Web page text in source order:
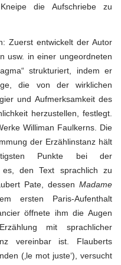
die Aufschriebe zu
Zuerst entwickelt der Autor
usw. in einer ungeordneten
strukturiert, indem er
die von der wirklichen
und Aufmerksamkeit des
herzustellen, festlegt.
Williman Faulkerns. Die
der Erzählinstanz hält
Punkte bei der
es, den Text sprachlich zu
Pate, dessen Madame
ersten Paris-Aufenthalt
öffnete ihm die Augen
mit sprachlicher
vereinbar ist. Flauberts
(‚le mot juste‘), versucht